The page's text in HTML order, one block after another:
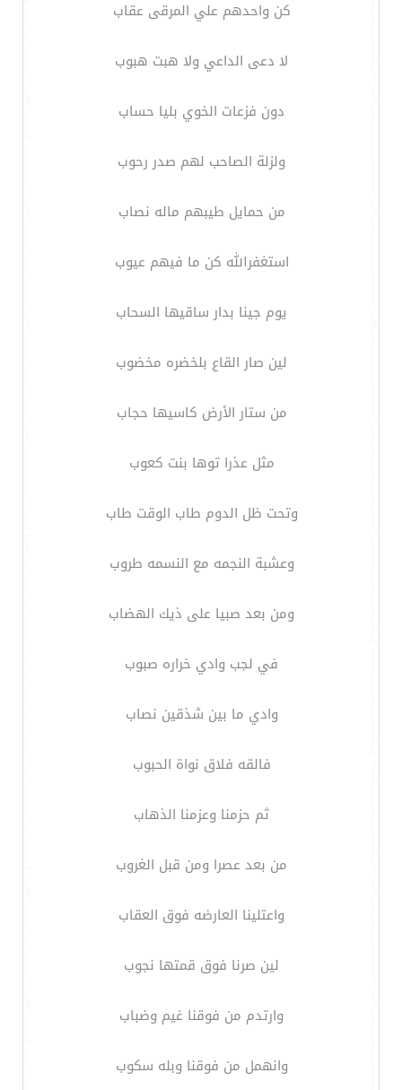
كن واحدهم علي المرقى عقاب
لا دعى الداعي ولا هبت هبوب
دون فزعات الخوي بليا حساب
ولزلة الصاحب لهم صدر رحوب
من حمايل طيبهم ماله نصاب
استغفرالله كن ما فيهم عيوب
يوم جينا بدار ساقيها السحاب
لين صار القاع بلخضره مخضوب
من ستار الأرض كاسيها حجاب
مثل عذرا توها بنت كعوب
وتحت ظل الدوم طاب الوقت طاب
وعشبة النجمه مع النسمه طروب
ومن بعد صبيا على ذيك الهضاب
في لجب وادي خراره صبوب
وادي ما بين شذقين نصاب
فالقه فلاق نواة الحبوب
ثم حزمنا وعزمنا الذهاب
من بعد عصرا ومن قبل الغروب
واعتلينا العارضه فوق العقاب
لين صرنا فوق قمتها نجوب
وارتدم من فوقنا غيم وضباب
وانهمل من فوقنا وبله سكوب